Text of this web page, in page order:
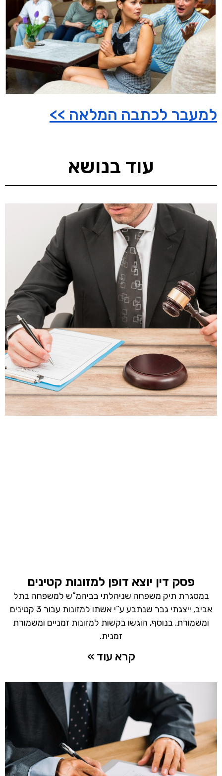
למעבר לכתבה המלאה >>
עוד בנושא
פסק דין יוצא דופן למזונות קטינים
במסגרת תיק משפחה שניהלתי בביהמ”ש למשפחה בתל
אביב, ייצגתי גבר שנתבע ע”י אשתו למזונות עבור 3 קטינים
ומשמורת. בנוסף, הוגשו בקשות למזונות זמניים ומשמורת
זמנית.
קרא עוד »